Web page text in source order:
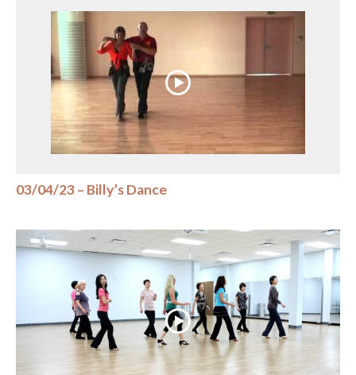
03/04/23 – Billy’s Dance